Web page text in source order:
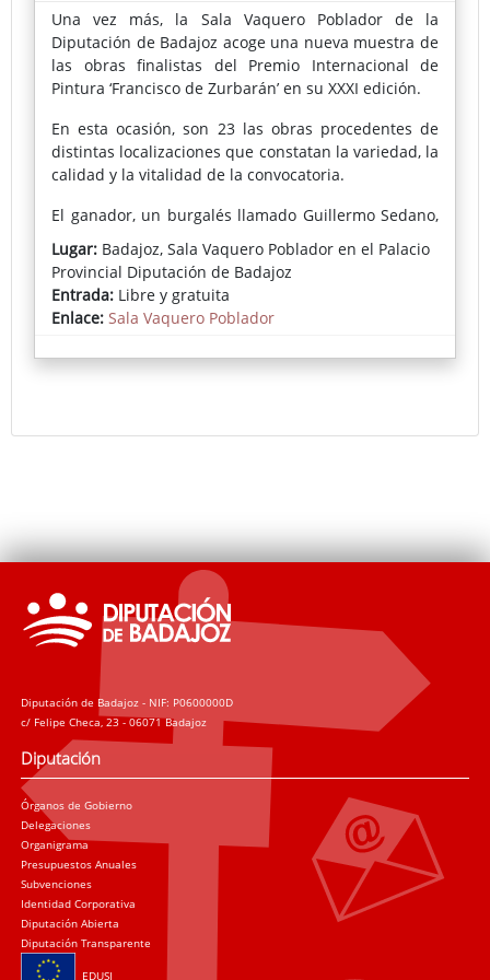
Una vez más, la Sala Vaquero Poblador de la
Diputación de Badajoz acoge una nueva muestra de
las obras finalistas del Premio Internacional de
Pintura ‘Francisco de Zurbarán’ en su XXXI edición.
En esta ocasión, son 23 las obras procedentes de
distintas localizaciones que constatan la variedad, la
calidad y la vitalidad de la convocatoria.
El ganador, un burgalés llamado Guillermo Sedano,
presenta su particular latido a través de un paisaje
invernal; por su parte, Teruhiro Ando, segundo
premio, habla de ausencias y existencia con su
pintura; y Guillermo Masedo, ganador del tercer
premio, descubre una composición peculiar y
contemporánea.
galardón que expresa el sentir, el gusto, la
Lugar: Badajoz, Sala Vaquero Poblador en el Palacio
Provincial Diputación de Badajoz
Entrada: Libre y gratuita
Enlace: Sala Vaquero Poblador
Diputación de Badajoz - NIF: P0600000D
c/ Felipe Checa, 23 - 06071 Badajoz
Diputación
Órganos de Gobierno
Delegaciones
Organigrama
Presupuestos Anuales
Subvenciones
Identidad Corporativa
Diputación Abierta
Diputación Transparente
EDUSI